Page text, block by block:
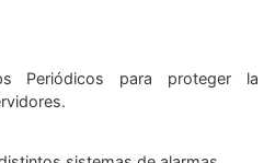
Periódicos para proteger la